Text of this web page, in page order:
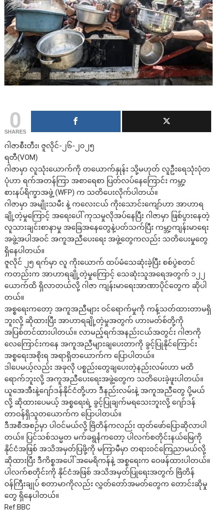
0
SHARES
ဂါဇာစီးတီး၊ ဇူလိုင်-၂၆-၂၀၂၅
ရတီ(VOM)
ဂါဇာမှာ လူသုံးယောက်ကို တယောက်နှုန်း သို့မဟုတ် လူဦးရေသုံးပုံတ
ပုံဟာ ရက်အတန်ကြာ အစာရေစာ ပြတ်လပ်နေကြောင်း ကမ္ဘာ့
စားနပ်ရိက္ခာအဖွဲ့ (WFP) က သတိပေးလိုက်ပါတယ်။
ဂါဇာမှာ အမျိုးသမီး နဲ့ ကလေးငယ် ကိုးသောင်းကျော်ဟာ အာဟာရ
ချို့တဲ့မှုကြောင့် အရေးပေါ် ကုသမှုလိုအပ်နေပြီး ဂါဇာမှာ ဖြစ်ပွားနေတဲ့
လူသားချင်းစာနာမှု အခြေအနေတွေနဲ့ပတ်သက်ပြီး ကမ္ဘာ့ကျန်းမာရေး
အဖွဲ့အပါအဝင် အကူအညီပေးရေး အဖွဲ့တွေကလည်း သတိပေးမှုတွေ
ရှိနေပါတယ်။
ဇူလိုင် ၂၅ ရက်မှာ လူ ကိုးယောက် ထပ်မံသေဆုံးခဲ့ပြီး စစ်ပွဲစတင်
ကတည်းက အာဟာရချို့တဲ့မှုကြောင့် သေဆုံးသူအရေအတွက် ၁၂၂
ယောက်ထိ ရှိလာတယ်လို့ ဂါဇာ ကျန်းမာရေးအာဏာပိုင်တွေက ဆိုပါ
တယ်။
အစ္စရေးကတော့ အကူအညီများ ဝင်ရောက်မှုကို ကန့်သတ်ထားတာမရှိ
ဘူးလို့ ဆိုထားပြီး အာဟာရချို့တဲ့မှုအတွက် ဟားမတ်စ်တို့ကို
အပြစ်တင်ထားပါတယ်။ လာမည့်ရက်အနည်းငယ်အတွင်း ဂါဇာကို
လေကြောင်းကနေ အကူအညီများချပေးတာကို ခွင့်ပြုနိုင်ကြောင်း
အစ္စရေးအစိုးရ အရာရှိတယောက်က ပြောပါတယ်။
ဒါပေမယ့်လည်း အခုလို ပစ္စည်းတွေချပေးတဲ့နည်းလမ်းဟာ မထိ
ရောက်ဘူးလို့ အကူအညီပေးရေးအဖွဲ့တွေက သတိပေးခဲ့ဖူးပါတယ်။
ယူအေအီးနဲ့ဂျော်ဒန်နိုင်ငံတို့ဟာ ဒီနည်းလမ်းနဲ့ အကူအညီတွေ ပို့မယ်
လို့ ဆိုထားပေမယ့် အစ္စရေးရဲ့ ခွင့်ပြုချက်မရသေးဘူးလို့ ဂျော်ဒန်
တာဝန်ရှိသူတယောက်က ပြောပါတယ်။
ဒီအစီအစဉ်မှာ ပါဝင်မယ်လို့ ဗြိတိန်ကလည်း ထုတ်ဖော်ပြောဆိုလာပါ
တယ်။ ပြင်သစ်သမ္မတ မက်ခရွင်္နကတော့ ပါလက်စတိုင်းနယ်မြေကို
နိုင်ငံအဖြစ် အသိအမှတ်ပြဖို့ကို မကြာမီမှာ တရားဝင်ကြေညာမယ်လို့
ဆိုထားပြီး ဒီကိစ္စအပေါ် အမေရိကန်နဲ့ အစ္စရေးက ဝေဖန်ထားပါတယ်။
ပါလက်စတိုင်းကို နိုင်ငံအဖြစ် အသိအမှတ်ပြုရေးအတွက် ဗြိတိန်
ဝန်ကြီးချုပ် စတာမာကိုလည်း လွှတ်တော်အမတ်တွေက တောင်းဆိုမှု
တွေ ရှိနေပါတယ်။
Ref:BBC